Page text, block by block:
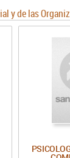
y de las